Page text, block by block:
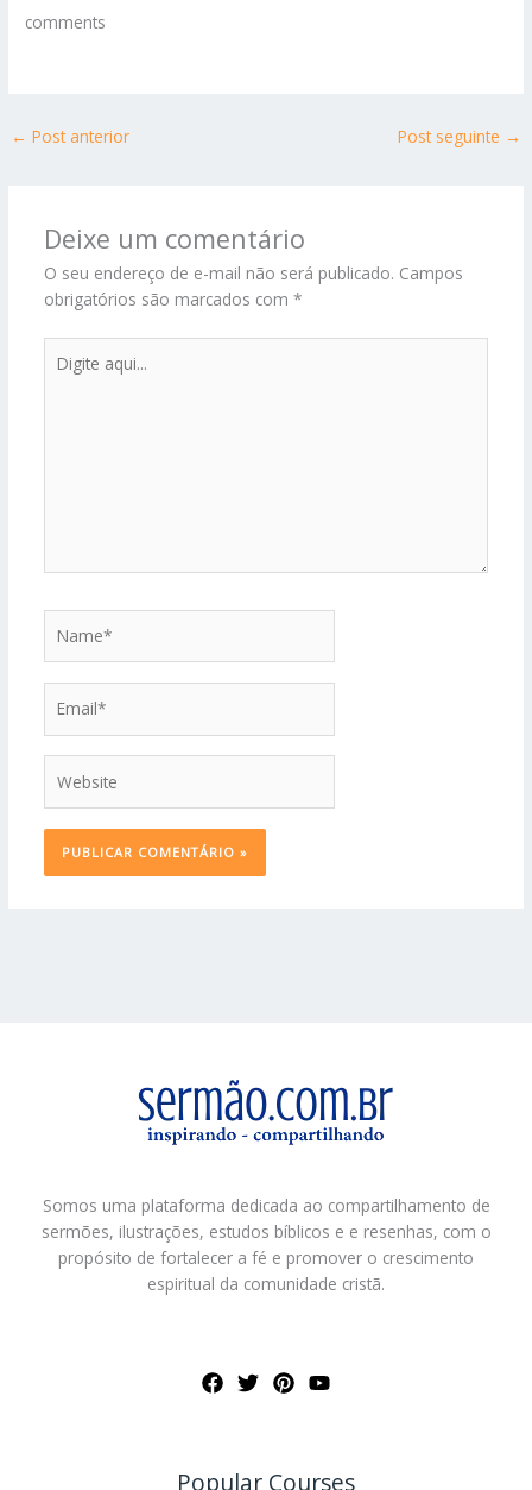
comments
← Post anterior Post seguinte →
Deixe um comentário
O seu endereço de e-mail não será publicado. Campos
obrigatórios são marcados com *
aqui...
Somos uma plataforma dedicada ao compartilhamento de
sermões, ilustrações, estudos bíblicos e e resenhas, com o
propósito de fortalecer a fé e promover o crescimento
espiritual da comunidade cristã.
Popular Courses